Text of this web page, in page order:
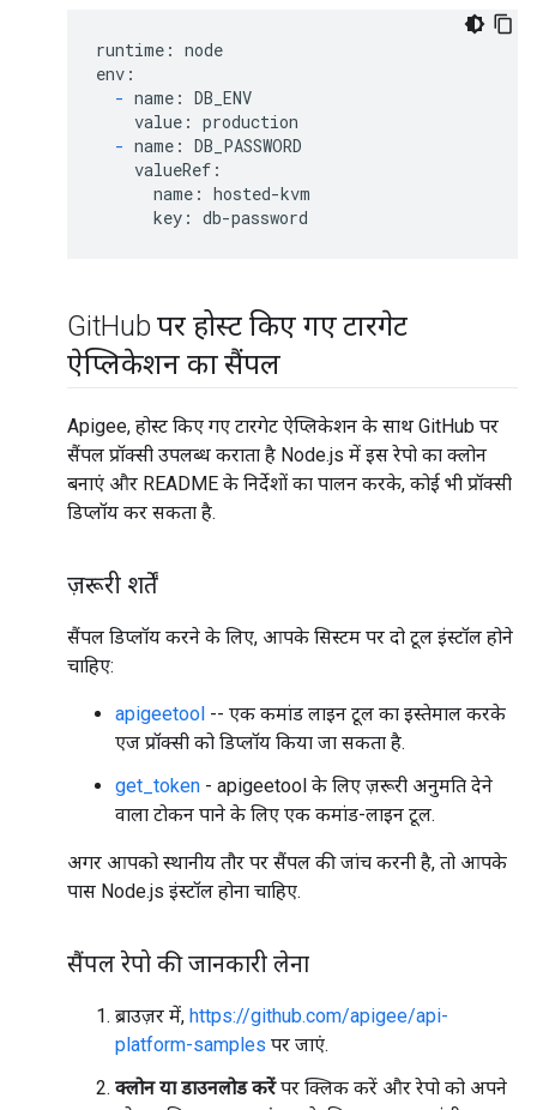
runtime: node
env:
- name: DB_ENV
    value: production
- name: DB_PASSWORD
    valueRef:
      name: hosted-kvm
      key: db-password
GitHub पर होस्ट किए गए टारगेट
ऐप्लिकेशन का सैंपल
Apigee, होस्ट किए गए टारगेट ऐप्लिकेशन के साथ GitHub पर
सैंपल प्रॉक्सी उपलब्ध कराता है Node.js में इस रेपो का क्लोन
बनाएं और README के निर्देशों का पालन करके, कोई भी प्रॉक्सी
डिप्लॉय कर सकता है.
ज़रूरी शर्तें
सैंपल डिप्लॉय करने के लिए, आपके सिस्टम पर दो टूल इंस्टॉल होने
चाहिए:
apigeetool -- एक कमांड लाइन टूल का इस्तेमाल करके
एज प्रॉक्सी को डिप्लॉय किया जा सकता है.
get_token - apigeetool के लिए ज़रूरी अनुमति देने
वाला टोकन पाने के लिए एक कमांड-लाइन टूल.
अगर आपको स्थानीय तौर पर सैंपल की जांच करनी है, तो आपके
पास Node.js इंस्टॉल होना चाहिए.
सैंपल रेपो की जानकारी लेना
ब्राउज़र में, https://github.com/apigee/api-
platform-samples पर जाएं.
क्लोन या डाउनलोड करेंपर क्लिक करें और रेपो को अपने